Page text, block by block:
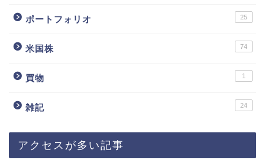
ポートフォリオ 25
米国株 74
買物 1
雑記 24
アクセスが多い記事